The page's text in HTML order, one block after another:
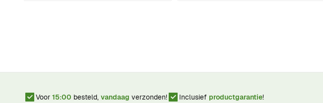
Voor 15:00 besteld, vandaag verzonden! Inclusief productgarantie!